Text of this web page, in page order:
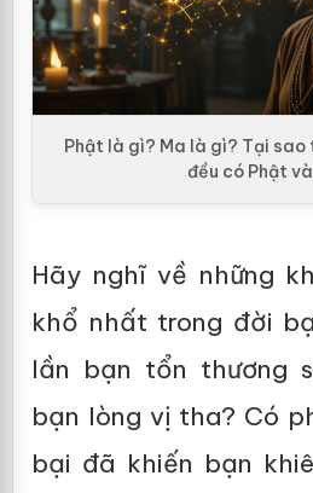
Phật là gì? Ma là gì? Tại sao
đều có Phật
Hãy nghĩ về những
khổ nhất trong đời
lần bạn tổn thương
bạn lòng vị tha? Có
bại đã khiến bạn